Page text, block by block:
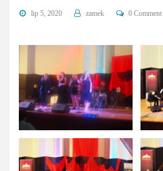
lip 5, 2020 zamek 0 Comment